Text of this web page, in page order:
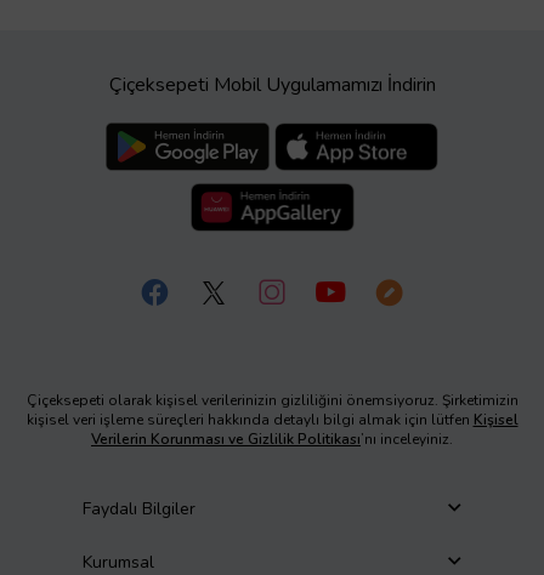
Çiçeksepeti Mobil Uygulamamızı İndirin
Çiçeksepeti olarak kişisel verilerinizin gizliliğini önemsiyoruz. Şirketimizin
kişisel veri işleme süreçleri hakkında detaylı bilgi almak için lütfen Kişisel
Verilerin Korunması ve Gizlilik Politikası’nı inceleyiniz.
Faydalı Bilgiler
Kurumsal